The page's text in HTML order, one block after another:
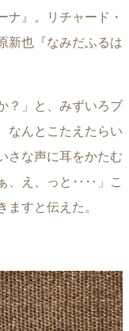
ナ』。リチャード・
新也『なみだふるは
？」と、みずいろブ
なんとこたえたらい
さな声に耳をかたむ
、え、っと‥‥」こ
ますと伝えた。